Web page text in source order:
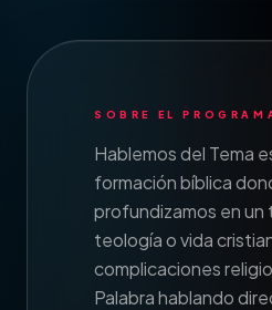
SOBRE EL
Hablemos del Tema
formación bíblica
profundizamos en un
teología o vida
complicaciones
Palabra hablando